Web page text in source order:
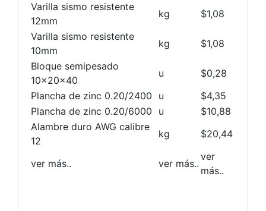
Varilla sismo resistente
12mm
kg
$1,08
Varilla sismo resistente
10mm
kg
$1,08
Bloque semipesado
10x20x40
u
$0,28
Plancha de zinc 0.20/2400
u
$4,35
Plancha de zinc 0.20/6000
u
$10,88
Alambre duro AWG calibre
12
kg $20,44
ver más.. ver más..
ver
más..